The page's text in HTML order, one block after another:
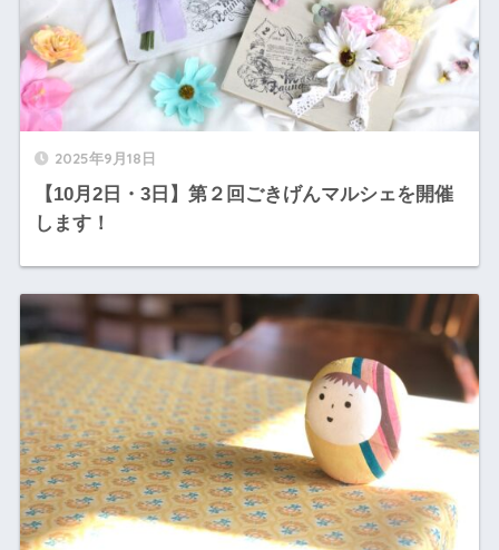
2025年9月18日
【10月2日・3日】第２回ごきげんマルシェを開催
します！